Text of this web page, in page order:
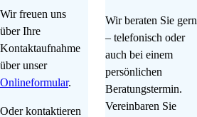
Wir freuen uns
über Ihre
Kontaktaufnahme
über unser
Onlineformular.
Oder kontaktieren
Wir beraten Sie gern
– telefonisch oder
auch bei einem
persönlichen
Beratungstermin.
Vereinbaren Sie